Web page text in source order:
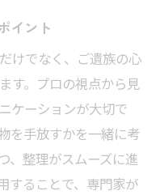
イント
けでなく、ご遺族の心
す。プロの視点から見
ケーションが大切で
を手放すかを一緒に考
、整理がスムーズに進
することで、専門家が